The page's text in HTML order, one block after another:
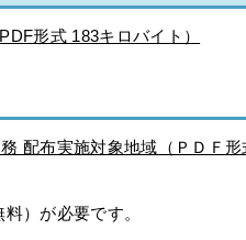
形式 183キロバイト）
配布実施対象地域（ＰＤＦ形
料）が必要です。